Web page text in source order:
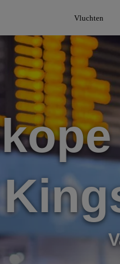
Vluchten